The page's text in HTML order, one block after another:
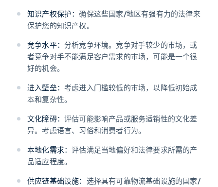
知识产权保护：确保这些国家/地区有强有力的法律来
保护您的知识产权。
竞争水平： 分析竞争环境。竞争对手较少的市场，或
者竞争对手不能满足客户需求的市场，可能是一个很
好的机会。
进入壁垒： 考虑进入门槛较低的市场，以降低初始成
本和复杂性。
文化障碍： 评估可能影响产品或服务适销性的文化差
异。考虑语言、习俗和消费者行为。
本地化需求：评估满足当地偏好和法律要求所需的产
品适应程度。
供应链基础设施： 选择具有可靠物流基础设施的国家/